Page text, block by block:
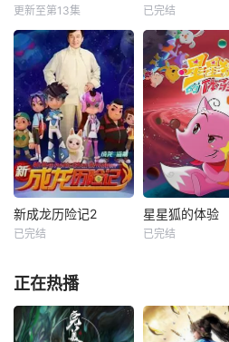
更新至第13集 已完结
新成龙历险记2
已完结
星星狐的体验
已完结
正在热播